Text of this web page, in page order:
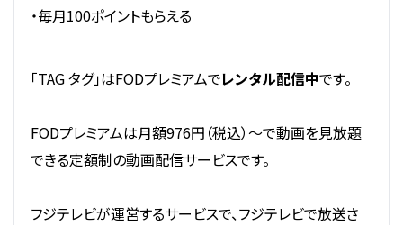
・毎月100ポイントもらえる
「TAG タグ」はFODプレミアムでレンタル配信中です。
FODプレミアムは月額976円（税込）～で動画を見放題
できる定額制の動画配信サービスです。
フジテレビが運営するサービスで、フジテレビで放送さ